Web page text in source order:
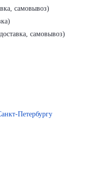
самовывоз)
самовывоз)
Петербургу